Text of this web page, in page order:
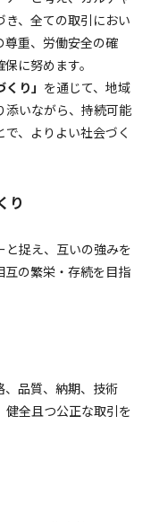
き、全ての取引におい
尊重、労働安全の確
に努めます。
くり」 を通じて、地域
添いながら、持続可能
、よりよい社会づく
り
捉え、互いの強みを
互の繁栄・存続を目指
、品質、納期、技術
健全且つ公正な取引を